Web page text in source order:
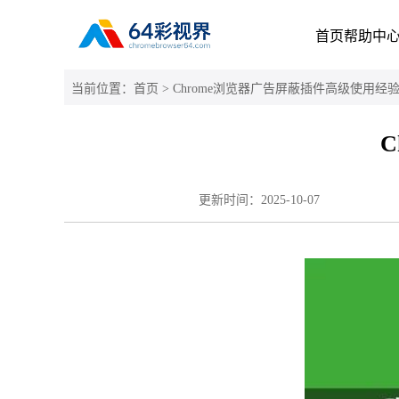
首页帮助中
当前位置： 首页 > Chrome浏览器广告屏蔽插件高级使用经验
更新时间： 2025-10-07